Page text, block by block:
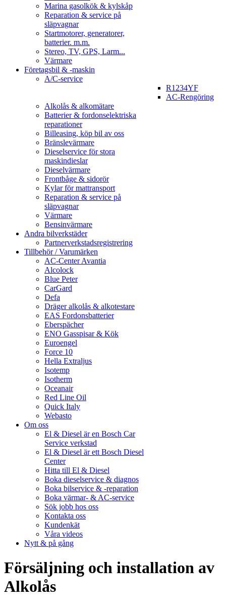
Marina gasolkök & kylskåp
Reparation & service på
släpvagnar
Startmotorer, generatorer,
batterier. m.m.
Stereo, TV, GPS, Larm...
Värmare
Företagsbil & -maskin
A/C-service
R1234YF
AC-Rengöring
Alkolås & alkomätare
Batterier & fordonselektriska
reparationer
Billeasing, köp bil av oss
Bränslevärmare
Dieselservice för stora
maskindieslar
Dieselvärmare
Frontbåge & sidorör
Kylar för mattransport
Reparation & service på
släpvagnar
Värmare
Bensinvärmare
Andra bilverkstäder
Partnerverkstadsregistrering
Tillbehör / Varumärken
AC-Center Avantia
Alcolock
Blue Peter
CarGard
Defa
Dräger alkolås & alkotestare
EAS Fordonsbatterier
Eberspächer
ENO Gasspisar & Kök
Euroengel
Force 10
Hella Extraljus
Isotemp
Isotherm
Oceanair
Red Line Oil
Quick Italy
Webasto
Om oss
El & Diesel är en Bosch Car
Service verkstad
El & Diesel är ett Bosch Diesel
Center
Hitta till El & Diesel
Boka dieselservice & diagnos
Boka bilservice & -reparation
Boka värmar- & AC-service
Sök jobb hos oss
Kontakta oss
Kundenkät
Våra videos
Nytt & på gång
Försäljning och installation av
Alkolås